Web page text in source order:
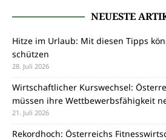
NEUESTE
Hitze im Urlaub: Mit diesen Tipps
schützen
28. Juli 2026
Wirtschaftlicher Kurswechsel:
müssen ihre Wettbewerbsfähigkeit
21. Juli 2026
Rekordhoch: Österreichs